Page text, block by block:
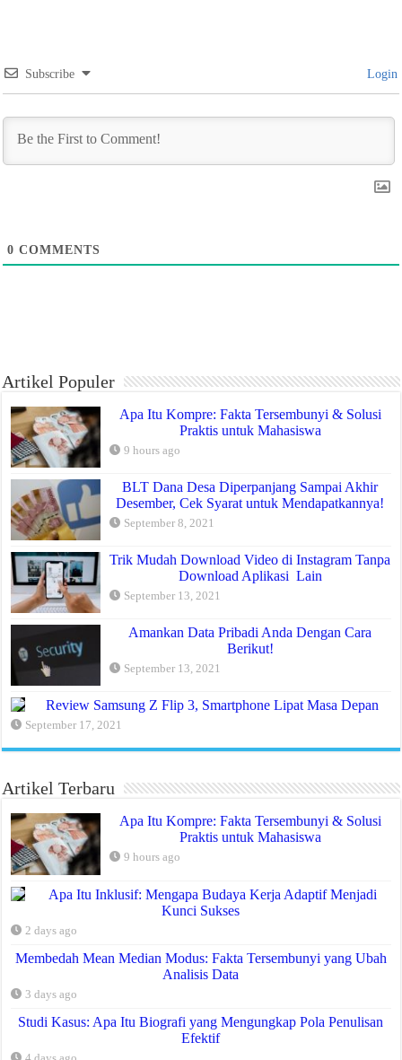
Subscribe Login
0 COMMENTS
Artikel Populer
Apa Itu Kompre: Fakta Tersembunyi & Solusi
Praktis untuk Mahasiswa
9 hours ago
BLT Dana Desa Diperpanjang Sampai Akhir
Desember, Cek Syarat untuk Mendapatkannya!
September 8, 2021
Trik Mudah Download Video di Instagram Tanpa
Download Aplikasi Lain
September 13, 2021
Amankan Data Pribadi Anda Dengan Cara
Berikut!
September 13, 2021
Review Samsung Z Flip 3, Smartphone Lipat Masa Depan
September 17, 2021
Artikel Terbaru
Apa Itu Kompre: Fakta Tersembunyi & Solusi
Praktis untuk Mahasiswa
9 hours ago
Apa Itu Inklusif: Mengapa Budaya Kerja Adaptif Menjadi
Kunci Sukses
2 days ago
Membedah Mean Median Modus: Fakta Tersembunyi yang Ubah
Analisis Data
3 days ago
Studi Kasus: Apa Itu Biografi yang Mengungkap Pola Penulisan
Efektif